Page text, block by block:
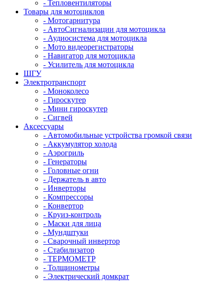
- Тепловентиляторы
Товары для мотоциклов
- Mотогарнитура
- АвтоСигнализации для мотоцикла
- Аудиосистема для мотоцикла
- Мото видеорегистраторы
- Навигатор для мотоцикла
- Усилитель для мотоцикла
ШГУ
Электротранспорт
- Mоноколесо
- Гироскутер
- Мини гироскутер
- Сигвей
Аксессуары
- Автомобильные устройства громкой связи
- Аккумулятор холода
- Аэрогриль
- Генераторы
- Головные огни
- Держатель в авто
- Инверторы
- Компрессоры
- Конвертор
- Круиз-контроль
- Маски для лица
- Мундштуки
- Сварочный инвертор
- Стабилизатор
- ТЕРМОМЕТР
- Толщинометры
- Электрический домкрат